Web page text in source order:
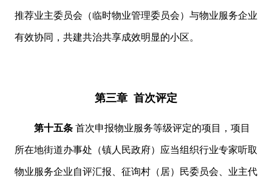
推荐业主委员会（临时物业管理委员会）与物业服务企业
有效协同，共建共治共享成效明显的小区。
第三章 首次评定
第十五条首次申报物业服务等级评定的项目，项目
所在地街道办事处（镇人民政府）应当组织行业专家听取
物业服务企业自评汇报、征询村（居）民委员会、业主代